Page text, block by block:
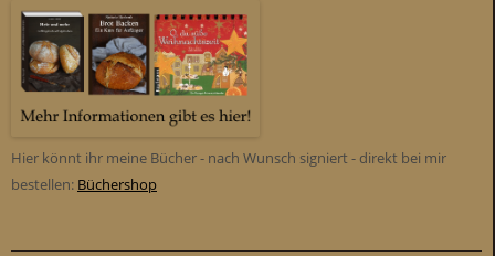
Hier könnt ihr meine Bücher - nach Wunsch signiert - direkt bei mir
bestellen: Büchershop